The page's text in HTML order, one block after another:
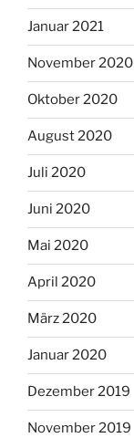
Januar 2021
November 2020
Oktober 2020
August 2020
Juli 2020
Juni 2020
Mai 2020
April 2020
März 2020
Januar 2020
Dezember 2019
November 2019